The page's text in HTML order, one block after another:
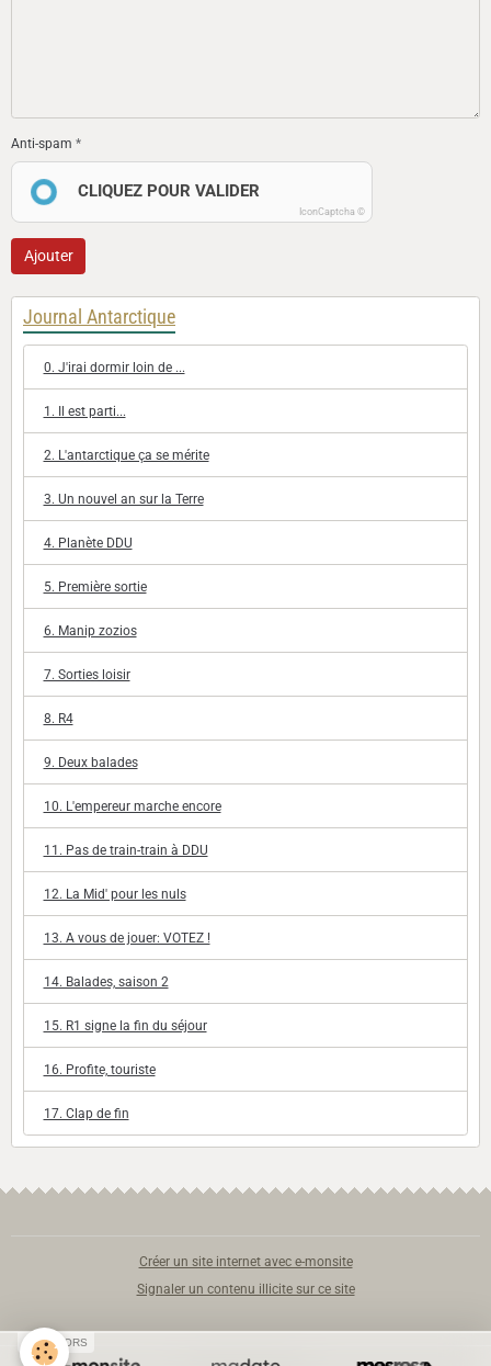
Anti-spam
CLIQUEZ POUR VALIDER
IconCaptcha ©
Ajouter
Journal Antarctique
0. J'irai dormir loin de ...
1. Il est parti...
2. L'antarctique ça se mérite
3. Un nouvel an sur la Terre
4. Planète DDU
5. Première sortie
6. Manip zozios
7. Sorties loisir
8. R4
9. Deux balades
10. L'empereur marche encore
11. Pas de train-train à DDU
12. La Mid' pour les nuls
13. A vous de jouer: VOTEZ !
14. Balades, saison 2
15. R1 signe la fin du séjour
16. Profite, touriste
17. Clap de fin
Créer un site internet avec e-monsite
Signaler un contenu illicite sur ce site
SPONSORS